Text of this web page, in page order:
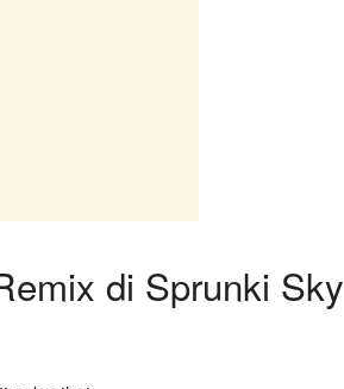
di Sprunki Sky